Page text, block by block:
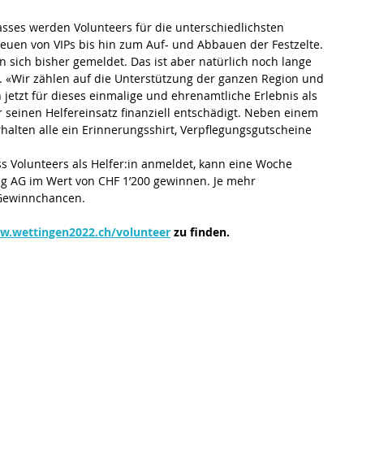
werden Volunteers für die unterschiedlichsten
von VIPs bis hin zum Auf- und Abbauen der Festzelte.
sich bisher gemeldet. Das ist aber natürlich noch lange
zählen auf die Unterstützung der ganzen Region und
für dieses einmalige und ehrenamtliche Erlebnis als
Helfereinsatz finanziell entschädigt. Neben einem
alle ein Erinnerungsshirt, Verpflegungsgutscheine
Volunteers als Helfer:in anmeldet, kann eine Woche
im Wert von CHF 1’200 gewinnen. Je mehr
volunteer zu finden.